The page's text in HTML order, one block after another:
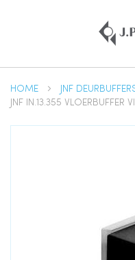
HOME
JNF
JNF IN.13.355